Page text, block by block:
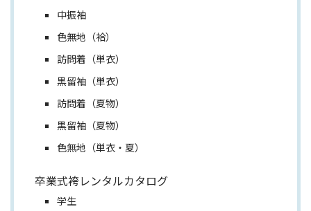
中振袖
色無地（袷）
訪問着（単衣）
黒留袖（単衣）
訪問着（夏物）
黒留袖（夏物）
色無地（単衣・夏）
卒業式袴レンタルカタログ
学生